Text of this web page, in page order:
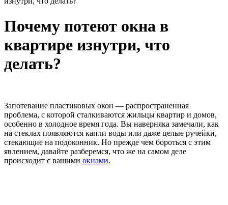
Почему потеют окна в
квартире изнутри, что
делать?
Запотевание пластиковых окон — распространенная
проблема, с которой сталкиваются жильцы квартир и домов,
особенно в холодное время года. Вы наверняка замечали, как
на стеклах появляются капли воды или даже целые ручейки,
стекающие на подоконник. Но прежде чем бороться с этим
явлением, давайте разберемся, что же на самом деле
происходит с вашими окнами.